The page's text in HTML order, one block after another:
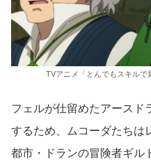
TVアニメ「とんでもスキルで
フェルが仕留めたアースド
するため、ムコーダたちは
都市・ドランの冒険者ギル